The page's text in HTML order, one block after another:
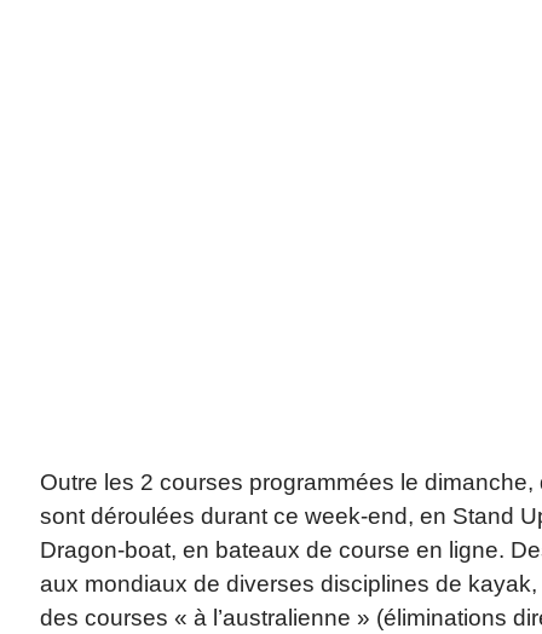
Outre les 2 courses programmées le dimanche,
sont déroulées durant ce week-end, en Stand
Dragon-boat, en bateaux de course en ligne.
aux mondiaux de diverses disciplines de
des courses « à l’australienne » (éliminations